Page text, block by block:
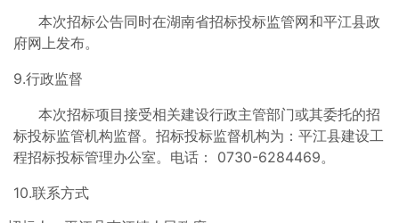
本次招标公告同时在湖南省招标投标监管网和平江县政
府网上发布。
9.行政监督
本次招标项目接受相关建设行政主管部门或其委托的招
标投标监管机构监督。招标投标监督机构为：平江县建设工
程招标投标管理办公室。电话： 0730-6284469。
10.联系方式